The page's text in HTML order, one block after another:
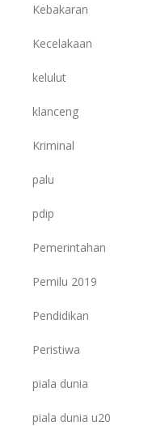
Kebakaran
Kecelakaan
kelulut
klanceng
Kriminal
palu
pdip
Pemerintahan
Pemilu 2019
Pendidikan
Peristiwa
piala dunia
piala dunia u20